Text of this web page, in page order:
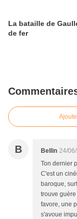
La bataille de
de fer
B Bellin 24/
Ton dernier
C'est un
baroque,
trouve
favore, une
s'avoue